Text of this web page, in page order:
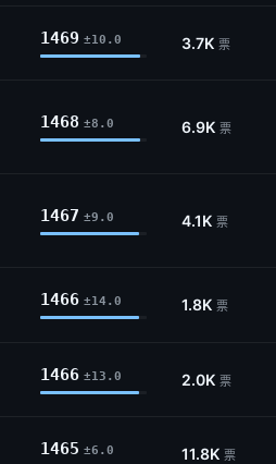
1469 ±10.0 3.7K 票
1468 ±8.0 6.9K 票
1467 ±9.0 4.1K 票
1466 ±14.0 1.8K 票
1466 ±13.0 2.0K 票
1465 ±6.0 11.8K 票